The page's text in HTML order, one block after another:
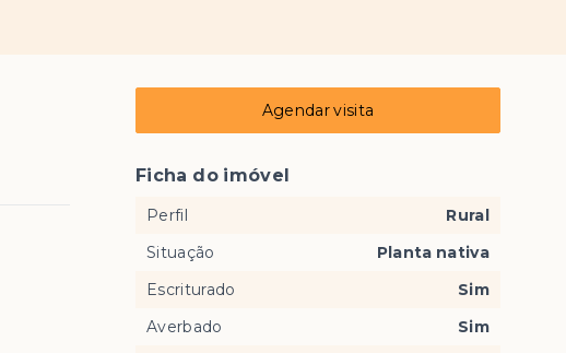
Agendar visita
Ficha do imóvel
Perfil
Rural
Situação
Planta nativa
Escriturado
Sim
Averbado
Sim